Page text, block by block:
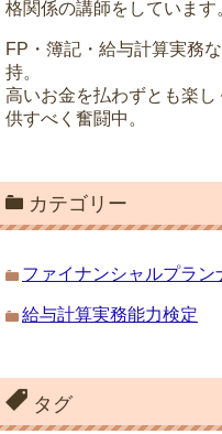
格関係の講師をしています
FP・簿記・給与計算実務
持。
高いお金を払わずとも楽し
供すべく奮闘中。
カテゴリー
ファイナンシャルプラン
給与計算実務能力検定
タグ